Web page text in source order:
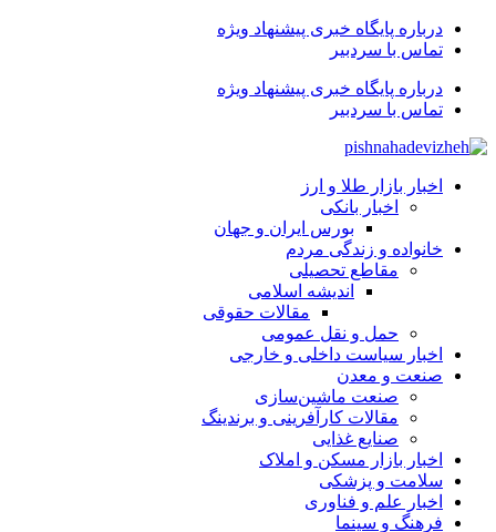
درباره پایگاه خبری پیشنهاد ویژه
تماس با سردبیر
درباره پایگاه خبری پیشنهاد ویژه
تماس با سردبیر
اخبار بازار طلا و ارز
اخبار بانکی
بورس ایران و جهان
خانواده و زندگی مردم
مقاطع تحصیلی
اندیشه اسلامی
مقالات حقوقی
حمل و نقل عمومی
اخبار سیاست داخلی و خارجی
صنعت و معدن
صنعت ماشین‌سازی
مقالات کارآفرینی و برندینگ
صنایع غذایی
اخبار بازار مسکن و املاک
سلامت و پزشکی
اخبار علم و فناوری
فرهنگ و سینما